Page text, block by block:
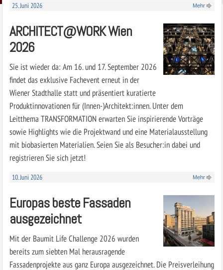
25. Juni 2026 Mehr
ARCHITECT@WORK Wien
2026
Sie ist wieder da: Am 16. und 17. September 2026
findet das exklusive Fachevent erneut in der
Wiener Stadthalle statt und präsentiert kuratierte
Produktinnovationen für (Innen-)Architekt:innen. Unter dem
Leitthema TRANSFORMATION erwarten Sie inspirierende Vorträge
sowie Highlights wie die Projektwand und eine Materialausstellung
mit biobasierten Materialien. Seien Sie als Besucher:in dabei und
registrieren Sie sich jetzt!
10. Juni 2026 Mehr
Europas beste Fassaden
ausgezeichnet
Mit der Baumit Life Challenge 2026 wurden
bereits zum siebten Mal herausragende
Fassadenprojekte aus ganz Europa ausgezeichnet. Die Preisverleihung